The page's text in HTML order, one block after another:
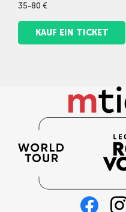
35-80 €
KAUF EIN TICKET